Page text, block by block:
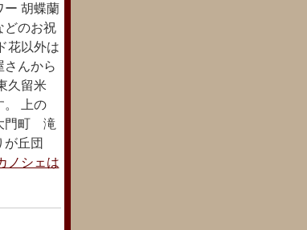
ー 胡蝶蘭
どのお祝
花以外は
んから
久留米
。 上の
門町 滝
丘団
シェは